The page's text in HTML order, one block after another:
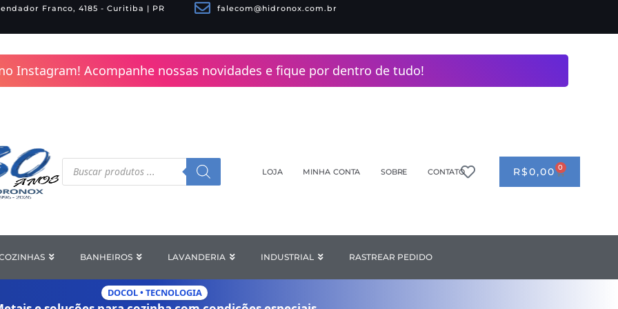
Franco, 4185 - Curitiba | PR falecom@hidronox.com.br
Instagram! Acompanhe nossas novidades e fique por dentro de tudo!
Pesquisar
produtos LOJA MINHA CONTA SOBRE CONTATO R$0,00 0 CART
Open COZINHAS
BANHEIROS Open BANHEIROS
LAVANDERIA Open LAVANDERIA
INDUSTRIAL Open INDUSTRIAL
RASTREAR PEDIDO
DOCOL • TECNOLOGIA